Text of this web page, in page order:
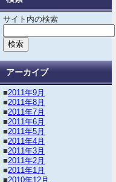
サイト内の検索
アーカイブ
■2011年9月
■2011年8月
■2011年7月
■2011年6月
■2011年5月
■2011年4月
■2011年3月
■2011年2月
■2011年1月
■2010年12月